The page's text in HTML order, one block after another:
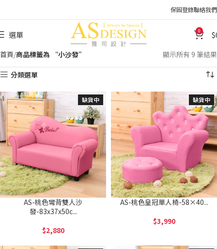
保固登錄聯絡我們
選單 0
首頁 商品標籤為 “小沙發” 顯示所有 9 筆結果
分類選單
缺貨中
AS-桃色彎背雙人沙
發-83x37x50c...
2,880
缺貨中
AS-桃色皇冠單人椅-58×40...
3,990